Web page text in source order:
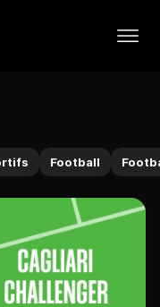
Football